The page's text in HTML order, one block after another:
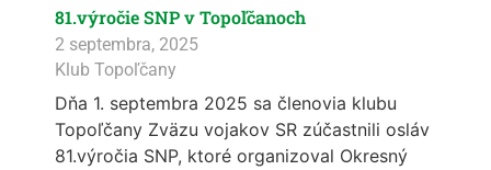
81.výročie SNP v Topoľčanoch
2 septembra, 2025
Klub Topoľčany
Dňa 1. septembra 2025 sa členovia klubu
Topoľčany Zväzu vojakov SR zúčastnili osláv
81.výročia SNP, ktoré organizoval Okresný